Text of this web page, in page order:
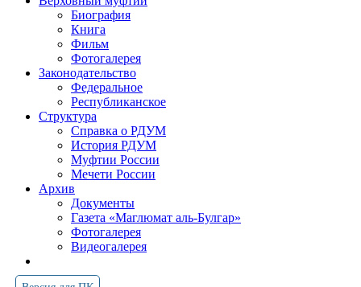
Биография
Книга
Фильм
Фотогалерея
Законодательство
Федеральное
Республиканское
Структура
Справка о РДУМ
История РДУМ
Муфтии России
Мечети России
Архив
Документы
Газета «Маглюмат аль-Булгар»
Фотогалерея
Видеогалерея